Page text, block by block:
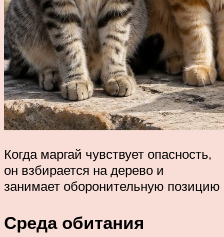
Когда маргай чувствует опасность,
он взбирается на дерево и
занимает оборонительную позицию
Среда обитания